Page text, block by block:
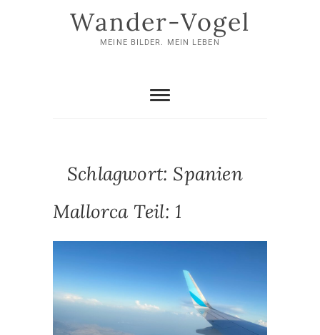
Wander-Vogel
MEINE BILDER. MEIN LEBEN
Schlagwort: Spanien
Mallorca Teil: 1